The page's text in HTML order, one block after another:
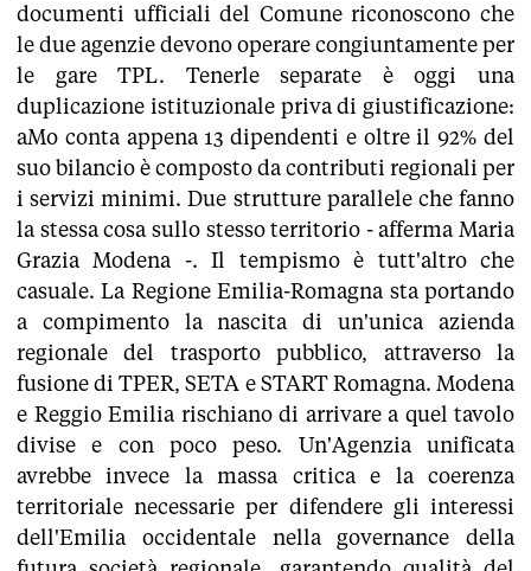
documenti ufficiali del Comune riconoscono che
le due agenzie devono operare congiuntamente per
le gare TPL. Tenerle separate è oggi una
duplicazione istituzionale priva di giustificazione:
aMo conta appena 13 dipendenti e oltre il 92% del
suo bilancio è composto da contributi regionali per
i servizi minimi. Due strutture parallele che fanno
la stessa cosa sullo stesso territorio - afferma Maria
Grazia Modena -. Il tempismo è tutt'altro che
casuale. La Regione Emilia-Romagna sta portando
a compimento la nascita di un'unica azienda
regionale del trasporto pubblico, attraverso la
fusione di TPER, SETA e START Romagna. Modena
e Reggio Emilia rischiano di arrivare a quel tavolo
divise e con poco peso. Un'Agenzia unificata
avrebbe invece la massa critica e la coerenza
territoriale necessarie per difendere gli interessi
dell'Emilia occidentale nella governance della